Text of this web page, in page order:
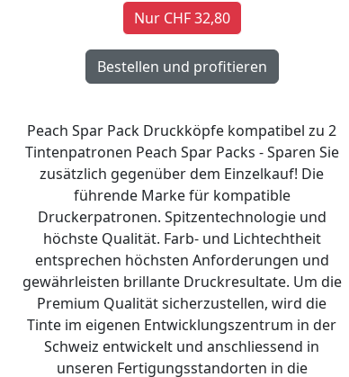
Nur CHF 32,80
Peach Spar Pack Druckköpfe kompatibel zu 2
Tintenpatronen Peach Spar Packs - Sparen Sie
zusätzlich gegenüber dem Einzelkauf! Die
führende Marke für kompatible
Druckerpatronen. Spitzentechnologie und
höchste Qualität. Farb- und Lichtechtheit
entsprechen höchsten Anforderungen und
gewährleisten brillante Druckresultate. Um die
Premium Qualität sicherzustellen, wird die
Tinte im eigenen Entwicklungszentrum in der
Schweiz entwickelt und anschliessend in
unseren Fertigungsstandorten in die